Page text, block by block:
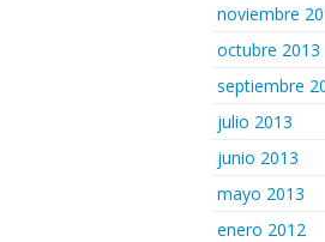
noviembre
octubre 2013
septiembre
julio 2013
junio 2013
mayo 2013
enero 2012